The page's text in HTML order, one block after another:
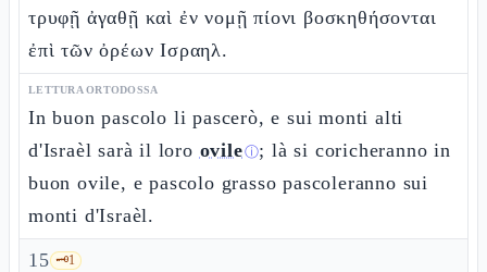
τρυφῇ ἀγαθῇ καὶ ἐν νομῇ πίονι βοσκηθήσονται
ἐπὶ τῶν ὀρέων Ισραηλ.
LETTURA ORTODOSSA
In buon pascolo li pascerò, e sui monti alti
d'Israèl sarà il loro ovileⓘ; là si coricheranno in
buon ovile, e pascolo grasso pascoleranno sui
monti d'Israèl.
15 🗝️1